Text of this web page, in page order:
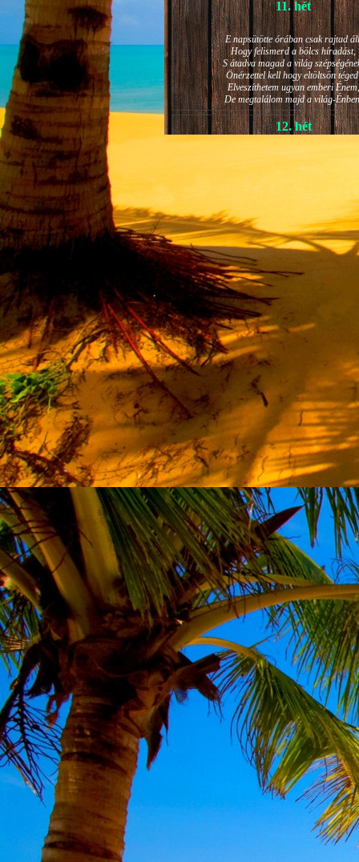
11. hét
E napsütötte órában csak rajtad
Hogy felismerd a bölcs híradást,
S átadva magad a világ
Önérzettel kell hogy eltöltsön
Elveszíthetem ugyan emberi Énem,
De megtalálom majd a világ-
12. hét
Késztessem kozmikus
Életem isteni képességeit:
Hogy saját lényemet elhagyjam,
S bizakodva keressem önmagam
A kozmikus hő- és fényáradatban.
13. hét
És szárnyalván érzéki
Lelkem mélységeiben is fellobban,
S az isteni igazság szava szól
A szellem tüzének világából:
Szellemi alapjaidhoz eljutva ismerd
Hogy rokonságban állsz a
14. hét
Átadva magam az érzékek
Elveszítettem azt, ami saját lényem
S már úgy tűnt, hogy a gondolkodás
Kábulttá vált Énemet is magával
De ébresztőleg hatva rám az érzéki
A kozmikus gondolkodás is egyre
15. hét
Mint akit elvarázsoltak, megérzem
A szellem működését a kozmikus
Mely az érzéketlenségbe
Burkolta saját lényem,
Hogy olyan erőt adjon nekem,
Mely önmagától adódni képtelen:
Saját behatárolt Énem.
16. hét
Hogy bensőmben maradjon rejtve a szellem
Megérzésem tőlem most szigorral ezt
Hogy isteni adottságaim beérvén
Teremjenek lelkem mélyén
Gyümölcsöt saját Énem számára.
17. hét
Így szól a kozmikus Ige,
Melyet érzékeim kapuin
Vezethettem lelkem mélységeibe:
Kozmikus távlataimmal töltsd be
Szellemed mélységeit, hogy